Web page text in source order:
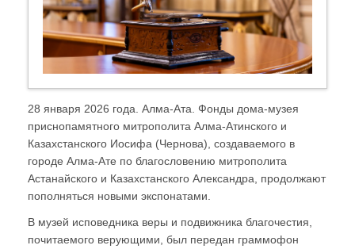
28 января 2026 года. Алма-Ата. Фонды дома-музея
приснопамятного митрополита Алма-Атинского и
Казахстанского Иосифа (Чернова), создаваемого в
городе Алма-Ате по благословению митрополита
Астанайского и Казахстанского Александра, продолжают
пополняться новыми экспонатами.
В музей исповедника веры и подвижника благочестия,
почитаемого верующими, был передан граммофон